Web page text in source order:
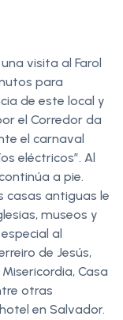
visita al Farol
para
de este local y
el Corredor da
el carnaval
eléctricos”. Al
a pie.
casas antiguas le
museos y
al
de Jesús,
Casa
otras
en Salvador.